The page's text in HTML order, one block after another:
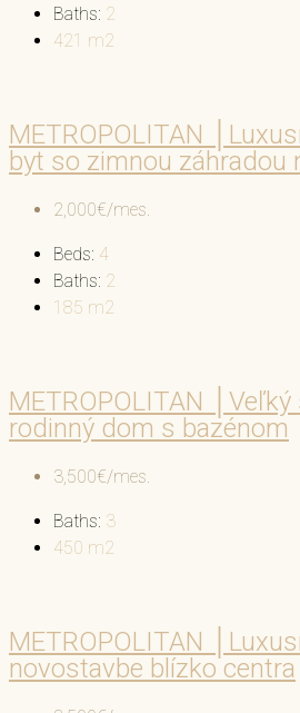
Baths: 2
421 m2
METROPOLITAN
byt so zimnou záhradou
2,000€/mes.
Beds: 4
Baths: 2
185 m2
METROPOLITAN
rodinný dom s bazénom
3,500€/mes.
Baths: 3
450 m2
METROPOLITAN
novostavbe blízko centra